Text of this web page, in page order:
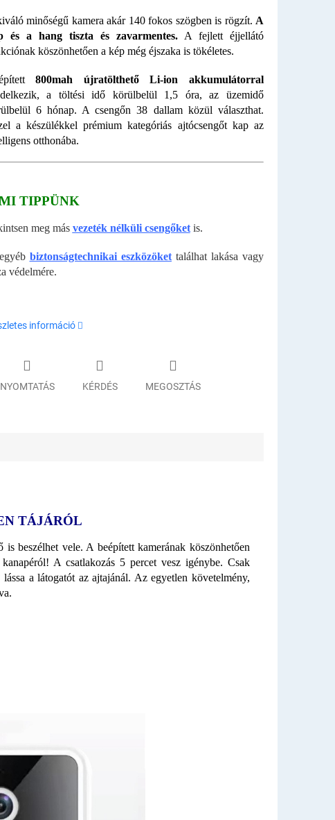
minőségű kamera akár 140 fokos szögben is rögzít. A
és a hang tiszta és zavarmentes.A fejlett éjjellátó
köszönhetően a kép még éjszaka is tökéletes.
800mah újratölthető Li-ion akkumulátorral
a töltési idő körülbelül 1,5 óra, az üzemidő
6 hónap. A csengőn 38 dallam közül választhat.
a készülékkel prémium kategóriás ajtócsengőt kap az
otthonába.
TIPPÜNK
meg más vezeték nélküli csengőketis.
biztonságtechnikai eszközökettalálhat lakása vagy
védelmére.
információ
NYOMTATÁS KÉRDÉS MEGOSZTÁS
TÁJÁRÓL
beszélhet vele. A beépített kamerának köszönhetően
A csatlakozás 5 percet vesz igénybe. Csak
a látogatót az ajtajánál. Az egyetlen követelmény,